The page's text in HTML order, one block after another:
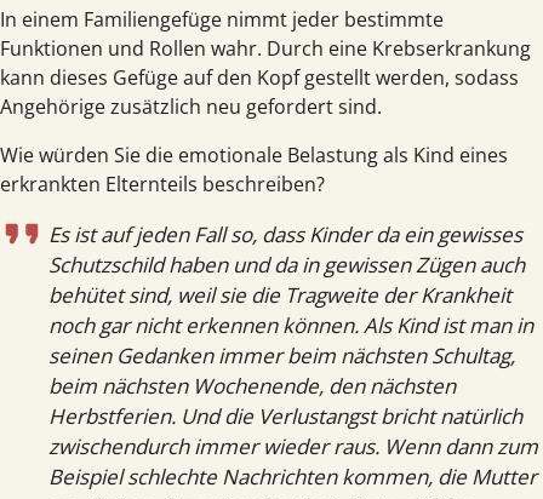
In einem Familien­gefüge nimmt jeder bestimmte
Funktionen und Rollen wahr. Durch eine Krebs­erkrankung
kann dieses Gefüge auf den Kopf gestellt werden, sodass
Angehörige zusätzlich neu gefordert sind.
Wie würden Sie die emotionale Belastung als Kind eines
erkrankten Eltern­teils beschreiben?
Es ist auf jeden Fall so, dass Kinder da ein gewisses
Schutzschild haben und da in gewissen Zügen auch
behütet sind, weil sie die Tragweite der Krankheit
noch gar nicht erkennen können. Als Kind ist man in
seinen Gedanken immer beim nächsten Schultag,
beim nächsten Wochenende, den nächsten
Herbstferien. Und die Verlustangst bricht natürlich
zwischendurch immer wieder raus. Wenn dann zum
Beispiel schlechte Nachrichten kommen, die Mutter